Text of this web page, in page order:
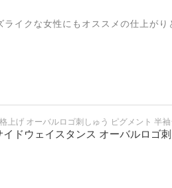
ライクな女性にもオススメの仕上がり
上げ オーバルロゴ刺しゅう ピグメント 半
イドウェイスタンス オーバルロゴ